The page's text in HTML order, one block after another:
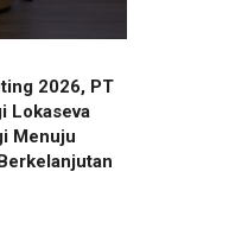
2026, PT
Lokaseva
Menuju